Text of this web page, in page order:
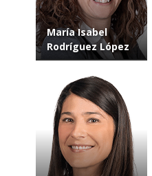
María Isabel
Rodríguez López